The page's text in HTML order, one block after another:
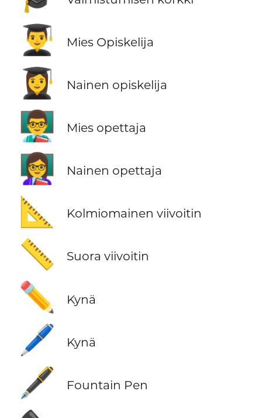
👨‍🎓 Mies Opiskelija
👩‍🎓 Nainen opiskelija
👨‍🏫 Mies opettaja
👩‍🏫 Nainen opettaja
📐 Kolmiomainen viivoitin
📏 Suora viivoitin
✏️ Kynä
🖊️ Kynä
🖋️ Fountain Pen